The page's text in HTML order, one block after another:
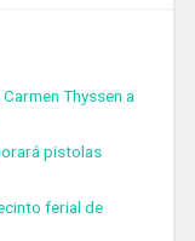
Thyssen a
pistolas
ferial de